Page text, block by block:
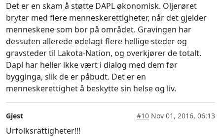
Det er en skam å støtte DAPL økonomisk. Oljerøret
bryter med flere menneskerettigheter, når det gjelder
menneskene som bor på området. Gravingen har
dessuten allerede ødelagt flere hellige steder og
gravsteder til Lakota-Nation, og overkjører de totalt.
Dapl har heller ikke vært i dialog med dem før
bygginga, slik de er påbudt. Det er en
menneskerettighet å beskytte sin helse og liv.
Gjest #10 Nov 01, 2016, 06:13
Urfolksrättigheter!!!